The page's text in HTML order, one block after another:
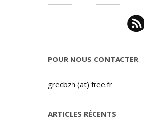
POUR NOUS CONTACTER
grecbzh (at) free.fr
ARTICLES RÉCENTS